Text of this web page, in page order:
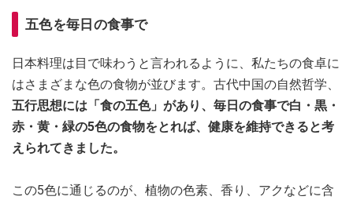
五色を毎日の食事で
日本料理は目で味わうと言われるように、私たちの食卓に
はさまざまな色の食物が並びます。古代中国の自然哲学、
五行思想には「食の五色」があり、毎日の食事で白・黒・
赤・黄・緑の5色の食物をとれば、健康を維持できると考
えられてきました。
この5色に通じるのが、植物の色素、香り、アクなどに含